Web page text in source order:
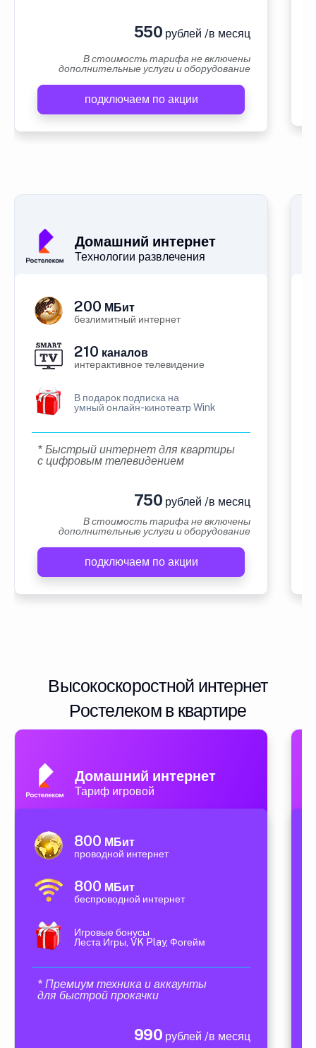
550 рублей /в месяц
В стоимость тарифа не включены
дополнительные услуги и оборудование
подключаем по акции
Домашний интернет
Технологии развлечения
200 МБит
безлимитный интернет
210 каналов
интерактивное телевидение
В подарок подписка на
умный онлайн-кинотеатр Wink
* Быстрый интернет для квартиры
с цифровым телевидением
750 рублей /в месяц
В стоимость тарифа не включены
дополнительные услуги и оборудование
подключаем по акции
Высокоскоростной интернет
Ростелеком в квартире
Домашний интернет
Тариф игровой
800 МБит
проводной интернет
800 МБит
беспроводной интернет
Игровые бонусы
Леста Игры, VK Play, Фогейм
* Премиум техника и аккаунты
для быстрой прокачки
990 рублей /в месяц